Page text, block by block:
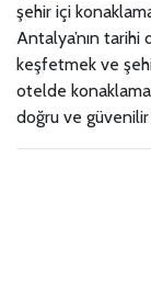
şehir içi
Antalya’nın
keşfetmek ve
otelde
doğru ve